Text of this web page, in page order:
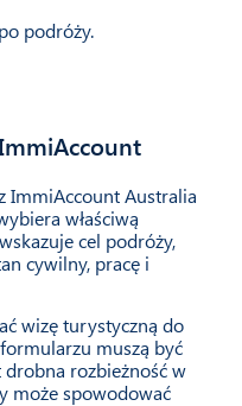
podróży.
ImmiAccount Australia
właściwą
cel podróży,
cywilny, pracę i
wizę turystyczną do
muszą być
rozbieżność w
może spowodować